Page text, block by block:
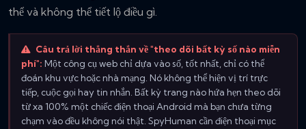
thể và không thể tiết lộ điều gì.
Câu trả lời thẳng thắn về "theo dõi bất kỳ số nào miễn
phí": Một công cụ web chỉ dựa vào số, tốt nhất, chỉ có thể
đoán khu vực hoặc nhà mạng. Nó không thể hiện vị trí trực
tiếp, cuộc gọi hay tin nhắn. Bất kỳ trang nào hứa hẹn theo dõi
từ xa 100% một chiếc điện thoại Android mà bạn chưa từng
chạm vào đều không nói thật. SpyHuman cần điện thoại mục